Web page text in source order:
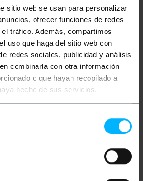
sitio web se usan para personalizar
ofrecer funciones de redes
tráfico. Además, compartimos
uso que haga del sitio web con
redes sociales, publicidad y análisis
combinarla con otra información
o que hayan recopilado a
hecho de sus servicios.
que permite adaptar un periférico
a un armario de 21" de ancho. Se
metálica de color negro de 3U de
9 perforaciones en el lado del
que simularían las perforaciones
19". Dispone de dos orificios en el
armario rack de 21" para fijación
el usuario deberá comprar